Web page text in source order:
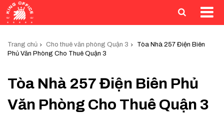
Trang chủ Cho thuê văn phòng Quận 3
Tòa Nhà 257 Điện Biên
Phủ Văn Phòng Cho Thuê Quận 3
Tòa Nhà 257 Điện Biên Phủ
Văn Phòng Cho Thuê Quận 3